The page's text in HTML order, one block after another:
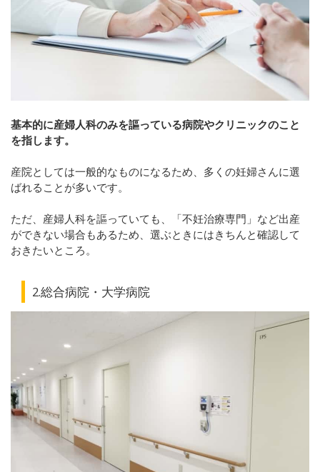
基本的に産婦人科のみを謳っている病院やクリニックのこと
を指します。
産院としては一般的なものになるため、多くの妊婦さんに選
ばれることが多いです。
ただ、産婦人科を謳っていても、「不妊治療専門」など出産
ができない場合もあるため、選ぶときにはきちんと確認して
おきたいところ。
2.総合病院・大学病院